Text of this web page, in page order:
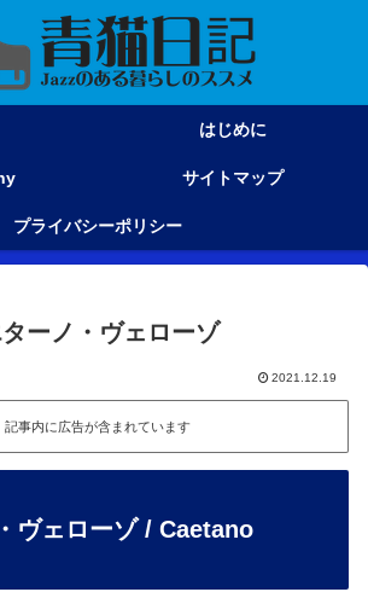
はじめに
サイトマップ
プライバシーポリシー
ーノ・ヴェローゾ
2021.12.19
記事内に広告が含まれています
ヴェローゾ / Caetano